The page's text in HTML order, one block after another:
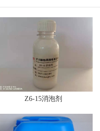
Z6-15消泡剂